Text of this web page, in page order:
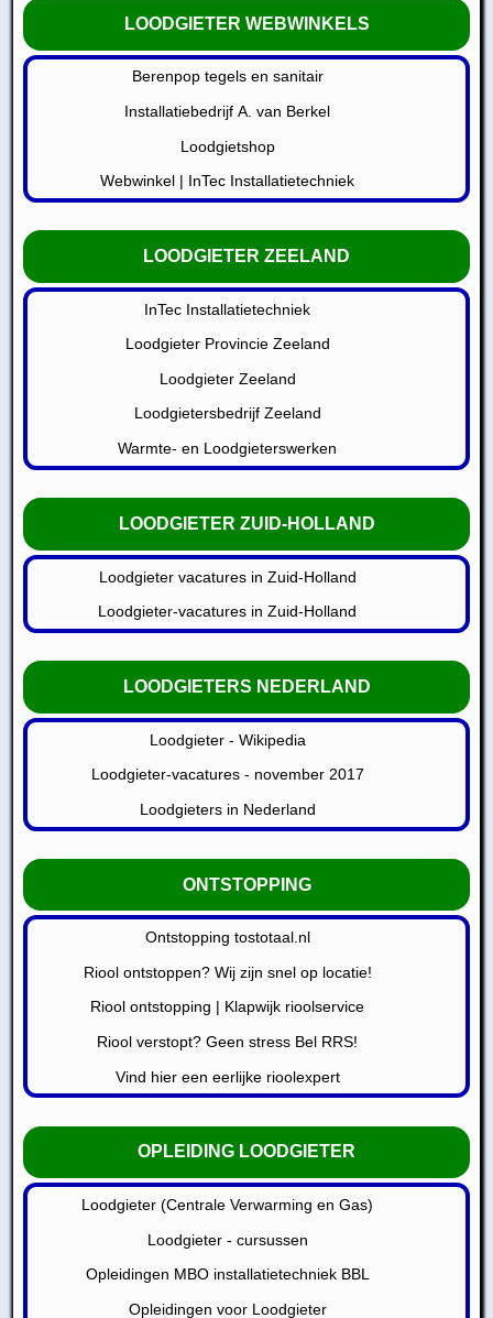
LOODGIETER WEBWINKELS
Berenpop tegels en sanitair
Installatiebedrijf A. van Berkel
Loodgietshop
Webwinkel | InTec Installatietechniek
LOODGIETER ZEELAND
InTec Installatietechniek
Loodgieter Provincie Zeeland
Loodgieter Zeeland
Loodgietersbedrijf Zeeland
Warmte- en Loodgieterswerken
LOODGIETER ZUID-HOLLAND
Loodgieter vacatures in Zuid-Holland
Loodgieter-vacatures in Zuid-Holland
LOODGIETERS NEDERLAND
Loodgieter - Wikipedia
Loodgieter-vacatures - november 2017
Loodgieters in Nederland
ONTSTOPPING
Ontstopping tostotaal.nl
Riool ontstoppen? Wij zijn snel op locatie!
Riool ontstopping | Klapwijk rioolservice
Riool verstopt? Geen stress Bel RRS!
Vind hier een eerlijke rioolexpert
OPLEIDING LOODGIETER
Loodgieter (Centrale Verwarming en Gas)
Loodgieter - cursussen
Opleidingen MBO installatietechniek BBL
Opleidingen voor Loodgieter